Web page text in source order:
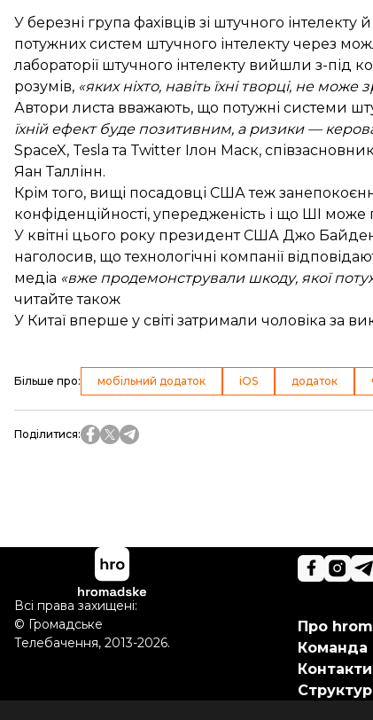
У березні група фахівців зі штучного інтелекту
потужних систем штучного інтелекту через
лабораторії штучного інтелекту вийшли з-
розумів, «яких ніхто, навіть їхні творці, не
Автори листа вважають, що потужні системи
їхній ефект буде позитивним, а ризики —
SpaceX, Tesla та Twitter Ілон Маск,
Яан Таллінн.
Крім того, вищі посадовці США теж
конфіденційності, упередженість і що ШІ
У квітні цього року президент США Джо
наголосив, що технологічні компанії
медіа «вже продемонстрували шкоду, якої
читайте також
У Китаї вперше у світі затримали чоловіка за
Більше про: мобільний додаток iOS додаток
Поділитися:
Про
Команда
Контакти
Всі права захищені:
© Громадське
Телебачення, 2013-2026.